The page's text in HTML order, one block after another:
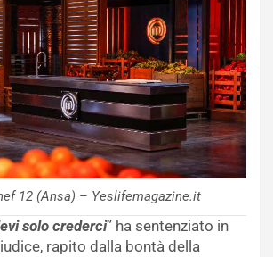
12 (Ansa) – Yeslifemagazine.it
solo crederci” ha sentenziato in
rapito dalla bontà della